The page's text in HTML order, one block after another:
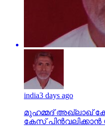
india3 days ago
മുഹമ്മദ് അഖ്‌ലാഖ്
കേസ് പിന്‍വലിക്കാന്‍